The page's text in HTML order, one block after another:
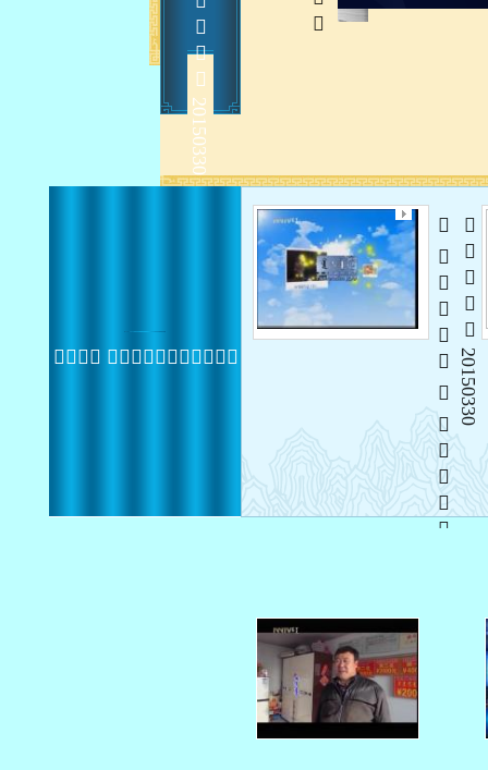
2015-3-31 13:24:01
   20150330
    